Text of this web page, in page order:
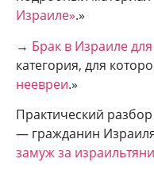
Израиле».»
→ Брак в Израиле
категория, для
неевреи.»
Практический
— гражданин
замуж за